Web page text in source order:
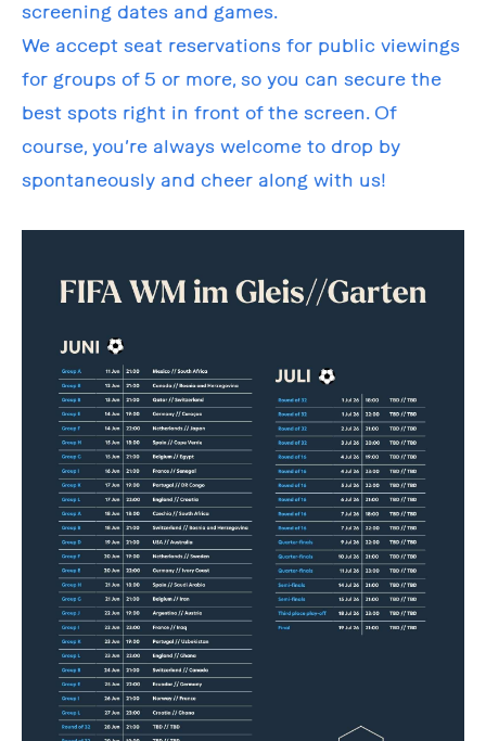
screening dates and games.
We accept seat reservations for public viewings
for groups of 5 or more, so you can secure the
best spots right in front of the screen. Of
course, you’re always welcome to drop by
spontaneously and cheer along with us!